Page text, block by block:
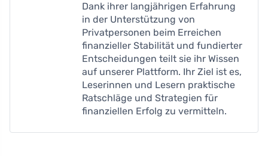
Dank ihrer langjährigen Erfahrung
in der Unterstützung von
Privatpersonen beim Erreichen
finanzieller Stabilität und fundierter
Entscheidungen teilt sie ihr Wissen
auf unserer Plattform. Ihr Ziel ist es,
Leserinnen und Lesern praktische
Ratschläge und Strategien für
finanziellen Erfolg zu vermitteln.